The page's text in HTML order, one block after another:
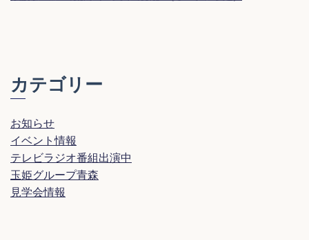
カテゴリー
お知らせ
イベント情報
テレビラジオ番組出演中
玉姫グループ青森
見学会情報